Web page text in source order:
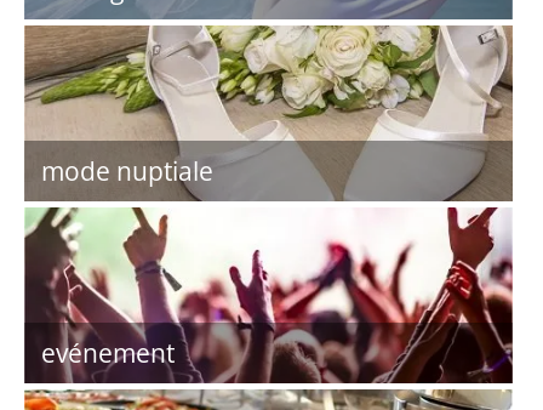
mode nuptiale
evénement